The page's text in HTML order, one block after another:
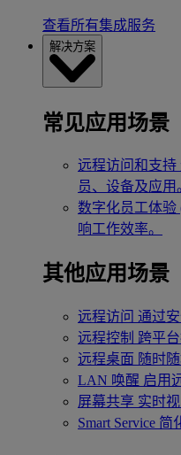
查看所有集成服务
解决方案
常见应用场景
远程访问和支持
员、设备及应用
数字化员工体验
响工作效率。
其他应用场景
远程访问 通过
远程控制 跨平
远程桌面 随时
LAN 唤醒 启用
屏幕共享 实时
Smart Service 简